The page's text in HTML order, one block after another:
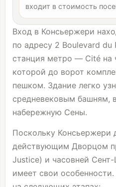
входит в стоимость
Вход в Консьержери
по адресу 2 Boulevard
станция метро — Cité на
которой до ворот
пешком. Здание легко
средневековым башням,
набережную Сены.
Поскольку Консьержери
действующим Дворцом
Justice) и часовней
имеет свои